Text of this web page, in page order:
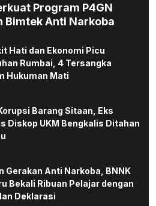
Program P4GN
Bimtek Anti Narkoba
Hati dan Ekonomi Picu
Rumbai, 4 Tersangka
Hukuman Mati
Barang Sitaan, Eks
Diskop UKM Bengkalis Ditahan
Gerakan Anti Narkoba, BNNK
Bekali Ribuan Pelajar dengan
Deklarasi